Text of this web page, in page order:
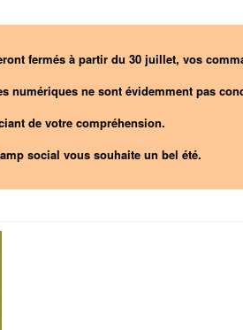
fermés à partir du 30 juillet, vos
numériques ne sont évidemment pas
de votre compréhension.
social vous souhaite un bel été.